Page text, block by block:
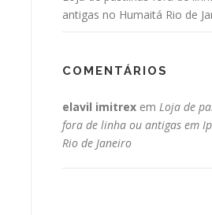
antigas no Humaitá Rio de
COMENTÁRIOS
elavil imitrex em Loja de
fora de linha ou antigas em
Rio de Janeiro